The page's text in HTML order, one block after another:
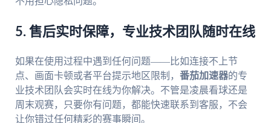
5. 售后实时保障，专业技术团队随时在线
如果在使用过程中遇到任何问题——比如连接不上节
点、画面卡顿或者平台提示地区限制， 番茄加速器的专
业技术团队会实时在线为你解决。不管是凌晨看球还是
周末观赛，只要你有问题，都能快速联系到客服，不会
让你错过任何精彩的赛事瞬间。